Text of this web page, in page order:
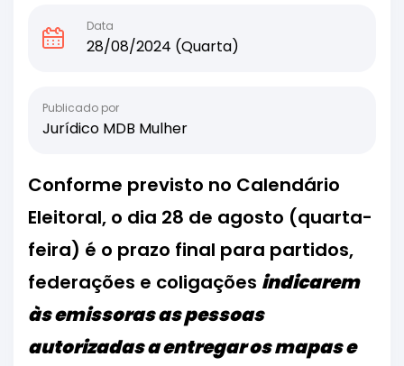
Data
28/08/2024 (Quarta)
Publicado por
Jurídico MDB Mulher
Conforme previsto no Calendário
Eleitoral, o dia 28 de agosto (quarta-
feira) é o prazo final para partidos,
federações e coligações indicarem
às emissoras as pessoas
autorizadas a entregar os mapas e